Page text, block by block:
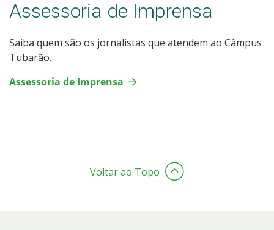
Assessoria de Imprensa
Saiba quem são os jornalistas que atendem ao Câmpus
Tubarão.
Assessoria de Imprensa
Voltar ao Topo